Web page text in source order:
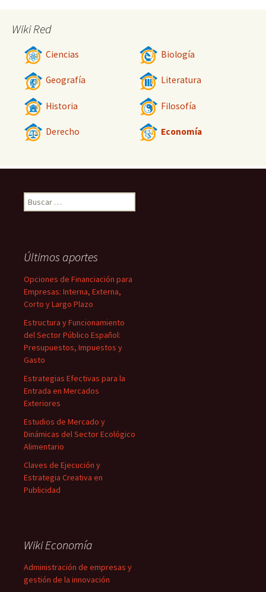
Wiki Red
Ciencias Biología
Geografía Literatura
Historia Filosofía
Derecho Economía
Buscar:
Últimos aportes
Opciones de Financiación para
Empresas: Interna, Externa,
Corto y Largo Plazo
Estructura y Funcionamiento
del Sector Público Español:
Presupuestos, Impuestos y
Gasto
Estrategias Efectivas para la
Entrada en Mercados
Exteriores
Estudios de Mercado y
Dinámicas del Sector Ecológico
Alimentario
Claves de Ejecución y
Estrategia Creativa en
Publicidad
Wiki Economía
Administración de empresas y
gestión de la innovación